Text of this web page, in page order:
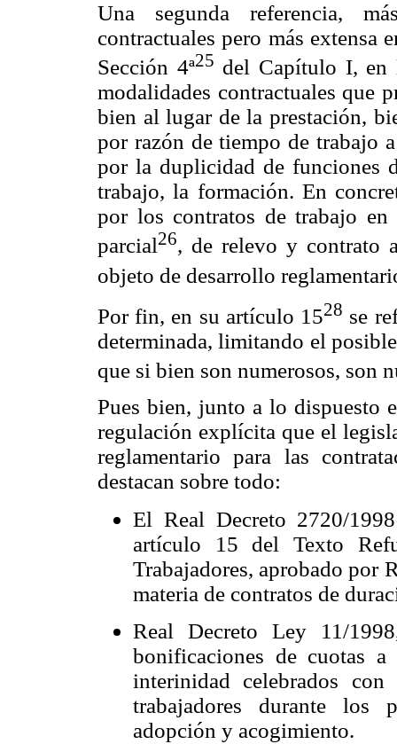
Una segunda referencia,
contractuales pero más extensa
Sección 4ª25 del Capítulo I, en
modalidades contractuales que
bien al lugar de la prestación,
por razón de tiempo de trabajo
por la duplicidad de funciones
trabajo, la formación. En
por los contratos de trabajo
parcial26, de relevo y contrato
objeto de desarrollo
Por fin, en su artículo 1528 se
determinada, limitando el
que si bien son numerosos, son
Pues bien, junto a lo dispuesto
regulación explícita que el
reglamentario para las
destacan sobre todo:
El Real Decreto 2720/
artículo 15 del Texto
Trabajadores, aprobado por
materia de contratos de
Real Decreto Ley 11/
bonificaciones de cuotas
interinidad celebrados con
trabajadores durante los
adopción y acogimiento.